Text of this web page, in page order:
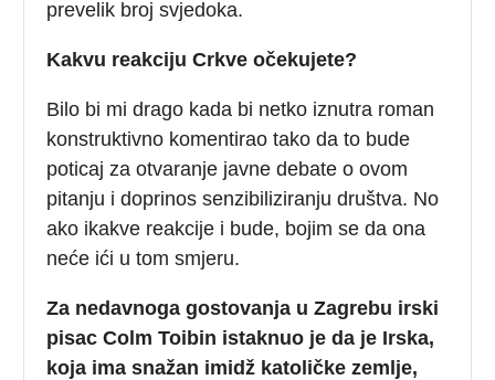
prevelik broj svjedoka.
Kakvu reakciju Crkve očekujete?
Bilo bi mi drago kada bi netko iznutra roman
konstruktivno komentirao tako da to bude
poticaj za otvaranje javne debate o ovom
pitanju i doprinos senzibiliziranju društva. No
ako ikakve reakcije i bude, bojim se da ona
neće ići u tom smjeru.
Za nedavnoga gostovanja u Zagrebu irski
pisac Colm Toibin istaknuo je da je Irska,
koja ima snažan imidž katoličke zemlje,